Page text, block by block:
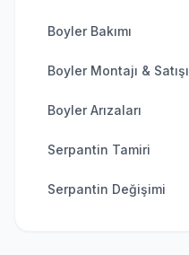
Boyler Bakımı
Boyler Montajı & Satışı
Boyler Arızaları
Serpantin Tamiri
Serpantin Değişimi